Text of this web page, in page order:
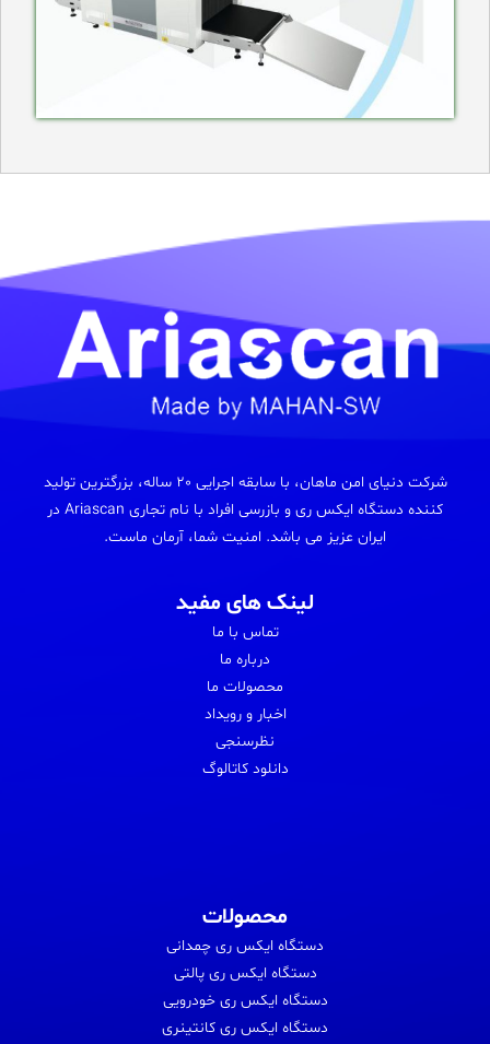
شرکت دنیای امن ماهان، با سابقه اجرایی 20 ساله، بزرگترین تولید
کننده دستگاه ایکس ری و بازرسی افراد با نام تجاری Ariascan در
ایران عزیز می باشد. امنیت شما، آرمان ماست.
لینک های مفید
تماس با ما
درباره ما
محصولات ما
اخبار و رویداد
نظرسنجی
دانلود کاتالوگ
محصولات
دستگاه ایکس ری چمدانی
دستگاه ایکس ری پالتی
دستگاه ایکس ری خودرویی
دستگاه ایکس ری کانتینری